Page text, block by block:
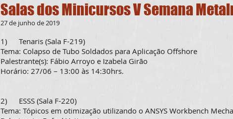
Salas dos Minicursos V Semana
27 de junho de 2019
1) Tenaris (Sala F-219)
Tema: Colapso de Tubo Soldados para Aplicação Offshore
Palestrante(s): Fábio Arroyo e Izabela Girão
Horário: 27/06 – 13:00 às 14:30hrs.
2) ESSS (Sala F-220)
Tema: Tópicos em otimização utilizando o ANSYS Workbench